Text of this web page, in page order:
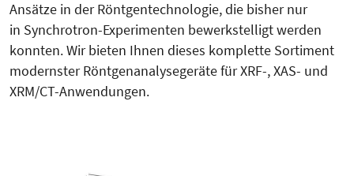
Ansätze in der Röntgentechnologie, die bisher nur
in Synchrotron-Experimenten bewerkstelligt werden
konnten. Wir bieten Ihnen dieses komplette Sortiment
modernster Röntgenanalysegeräte für XRF-, XAS- und
XRM/CT-Anwendungen.